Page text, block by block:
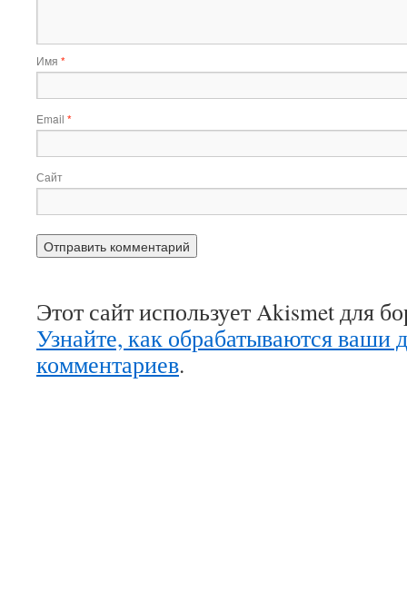
Имя *
Email *
Сайт
Этот сайт использует Akismet для
Узнайте, как обрабатываются ваши
комментариев.